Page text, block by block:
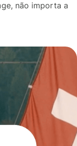
não importa a